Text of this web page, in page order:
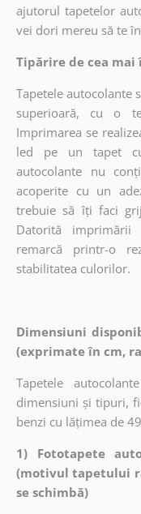
ajutorul tapetelor
vei dori mereu să te
Tipărire de cea
Tapetele autocolante
superioară, cu o
Imprimarea se
led pe un tapet
autocolante nu
acoperite cu un
trebuie să îți faci
Datorită imprimării
remarcă printr-o
stabilitatea culorilor.
Dimensiuni
(exprimate în cm,
Tapetele
dimensiuni și tipuri,
benzi cu lățimea de
1) Fototapete
(motivul tapetului
se schimbă)